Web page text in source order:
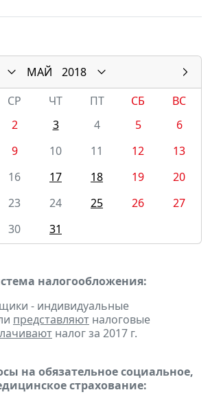
МАЙ
2018
СР ЧТ ПТ СБ
ВС
2 3 4 5
6
9 10 11 12
13
16 17 18 19
20
23 24 25 26
27
30 31
налогообложения:
- индивидуальные
представляют налоговые
налог за 2017 г.
на обязательное социальное,
страхование: